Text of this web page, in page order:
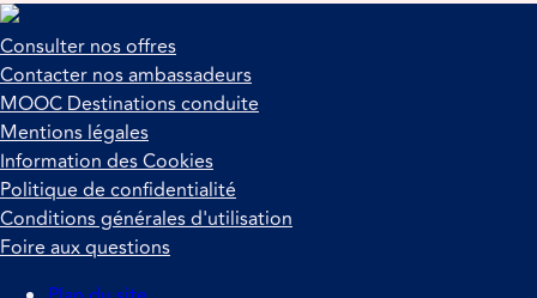
Consulter nos offres
Contacter nos ambassadeurs
MOOC Destinations conduite
Mentions légales
Information des Cookies
Politique de confidentialité
Conditions générales d'utilisation
Foire aux questions